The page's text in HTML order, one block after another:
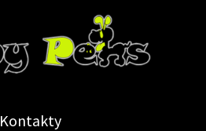
Kontakty